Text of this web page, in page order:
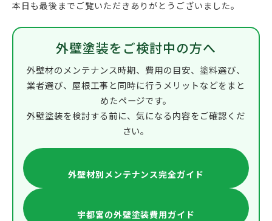
本日も最後までご覧いただきありがとうございました。
外壁塗装をご検討中の方へ
外壁材のメンテナンス時期、費用の目安、塗料選び、
業者選び、屋根工事と同時に行うメリットなどをまと
めたページです。
外壁塗装を検討する前に、気になる内容をご確認くだ
さい。
外壁材別メンテナンス完全ガイド
宇都宮の外壁塗装費用ガイド